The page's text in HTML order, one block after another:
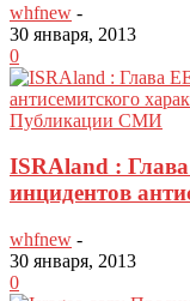
whfnew -
30 января, 2013
0
Публикации СМИ
ISRAland :
инцидентов
whfnew -
30 января, 2013
0